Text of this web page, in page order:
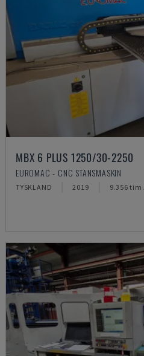
MBX 6 PLUS 1250/30-2250
EUROMAC - CNC STANSMASKIN
TYSKLAND 2019 9.356 tim.